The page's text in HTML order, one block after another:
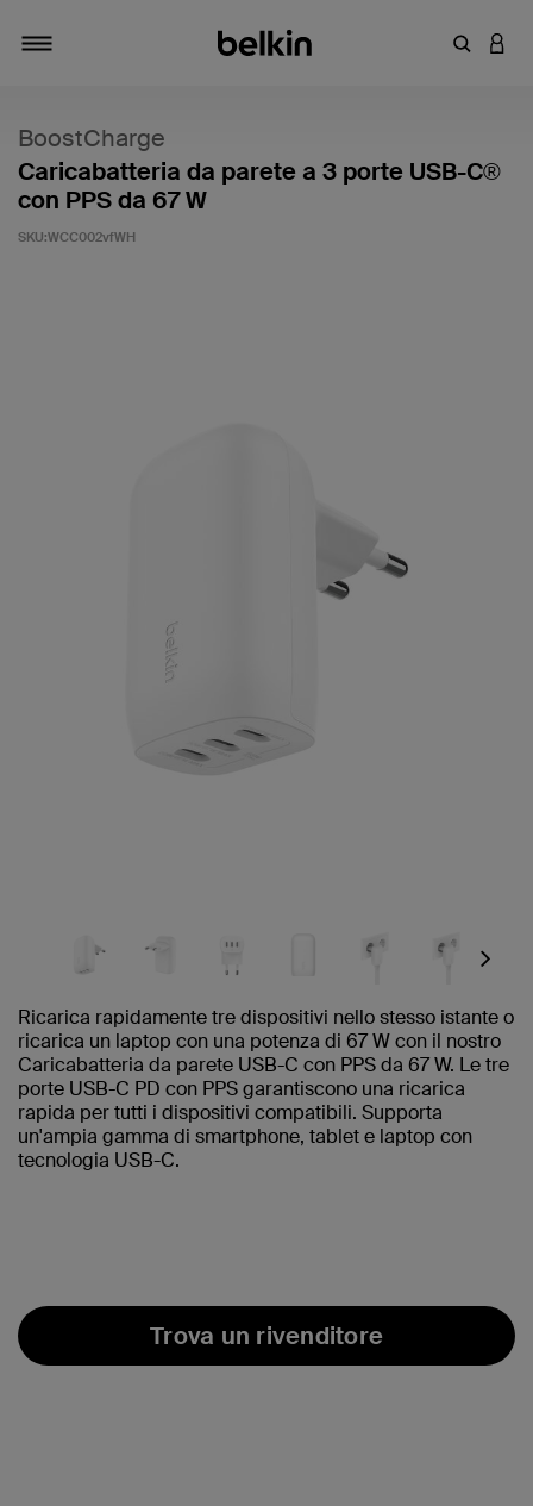
Inserisci
BoostCharge
Caricabatteria da parete a 3 porte USB-C®
con PPS da 67 W
SKU:WCC002vfWH
Next
Ricarica rapidamente tre dispositivi nello stesso istante o
ricarica un laptop con una potenza di 67 W con il nostro
Caricabatteria da parete USB-C con PPS da 67 W. Le tre
porte USB-C PD con PPS garantiscono una ricarica
rapida per tutti i dispositivi compatibili. Supporta
un'ampia gamma di smartphone, tablet e laptop con
tecnologia USB-C.
Trova un rivenditore